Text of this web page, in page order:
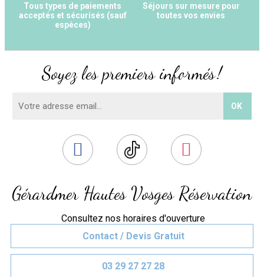
Tous types de paiements
acceptés et sécurisés (sauf
espèces)
Séjours sur mesure pour
toutes vos envies
Gérardmer Hautes Vosges Réservation
Consultez nos horaires d'ouverture
Contact / Devis Gratuit
03 29 27 27 28
Soyez les premiers informés !